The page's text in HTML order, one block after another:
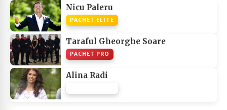
Nicu Paleru
PACHET ELITE
Taraful Gheorghe Soare
PACHET PRO
Alina Radi